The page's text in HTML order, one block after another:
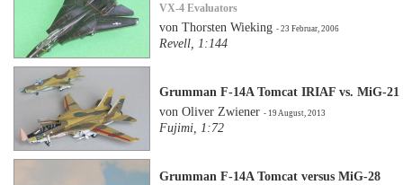
VX-4 Evaluators
von Thorsten Wieking- 23 Februar, 2006
Revell, 1:144
Grumman F-14A Tomcat IRIAF vs. MiG-21
von Oliver Zwiener- 19 August, 2013
Fujimi, 1:72
Grumman F-14A Tomcat versus MiG-28